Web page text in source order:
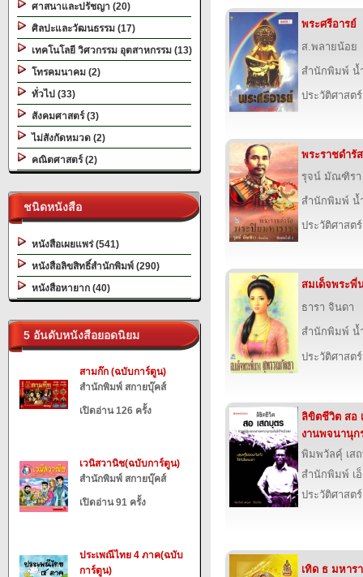
ศาสนาและปรัชญา (20)
ศิลปะและวัฒนธรรม (17)
เทคโนโลยี วิศวกรรม อุตสาหกรรม (13)
โทรคมนาคม (2)
ทั่วไป (33)
สังคมศาสตร์ (3)
ไม่สังกัดหมวด (2)
คณิตศาสตร์ (2)
ชนิดหนังสือ
หนังสือเผยแพร่ (541)
หนังสือลิขสิทธิ์สำนักพิมพ์ (290)
หนังสือหายาก (40)
5 อันดับหนังสือยอดนิยม
สามก๊ก (ฉบับการ์ตูน)
สำนักพิมพ์ สกายบุ๊คส์
เปิดอ่าน 126 ครั้ง
เวนิสวานิช(ฉบับการ์ตูน)
สำนักพิมพ์ สกายบุ๊คส์
เปิดอ่าน 91 ครั้ง
ประเพณีไทย 4 ภาค(ฉบับ
การ์ตูน)
พระศรีอารย์
ส.พลายน้อย
สำนักพิมพ์ น้
ประวัติศาสต
พระราชดำรั
รุจน์ มัณฑิรา
สำนักพิมพ์ น้
ประวัติศาสต
สมเด็จพระพี่
ธารา จินดา
สำนักพิมพ์ น้
ประวัติศาสต
ลิขิตชีวิต สอ
งานพจนานุ
พิมพวัลคุ์ เส
สำนักพิมพ์ เอ็
ประวัติศาสต
เทิด ธ มหาร